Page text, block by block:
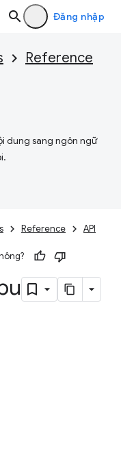
Đăng nhập
Reference
dung sang ngôn ngữ
Reference API